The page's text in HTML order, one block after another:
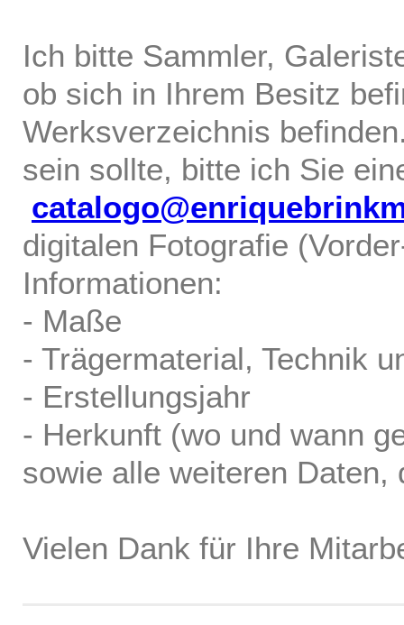
Ich bitte Sammler,
ob sich in Ihrem Besitz
Werksverzeichnis
sein sollte, bitte ich Sie
digitalen Fotografie
Informationen:
- Maße
- Trägermaterial, Technik
- Erstellungsjahr
- Herkunft (wo und wann
sowie alle weiteren
Vielen Dank für Ihre